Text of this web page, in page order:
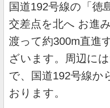
国道192号線の「徳
交差点を北へ お進
渡って約300m直進
ざいます。周辺に
で、国道192号線
おります。